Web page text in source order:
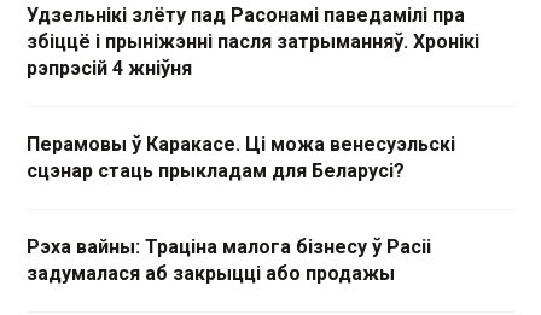
Удзельнікі злёту пад Расонамі паведамілі пра
збіццё і прыніжэнні пасля затрыманняў. Хронікі
рэпрэсій 4 жніўня
Перамовы ў Каракасе. Ці можа венесуэльскі
сцэнар стаць прыкладам для Беларусі?
Рэха вайны: Траціна малога бізнесу ў Расіі
задумалася аб закрыцці або продажы